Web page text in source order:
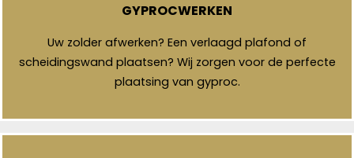
GYPROCWERKEN
Uw zolder afwerken? Een verlaagd plafond of
scheidingswand plaatsen? Wij zorgen voor de perfecte
plaatsing van gyproc.